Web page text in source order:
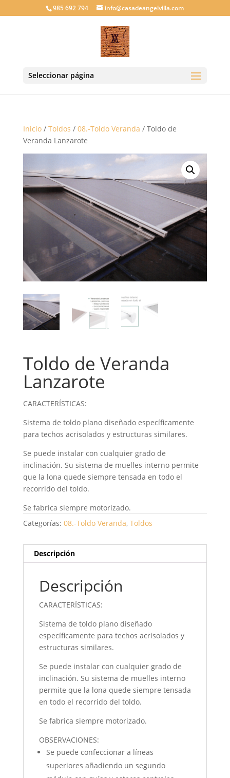
985 692 794 info@casadeangelvilla.com
Seleccionar página
Inicio/ Toldos / 08.-Toldo Veranda / Toldo de
Veranda Lanzarote
Toldo de Veranda
Lanzarote
CARACTERÍSTICAS:
Sistema de toldo plano diseñado específicamente
para techos acrisolados y estructuras similares.
Se puede instalar con cualquier grado de
inclinación. Su sistema de muelles interno permite
que la lona quede siempre tensada en todo el
recorrido del toldo.
Se fabrica siempre motorizado.
Categorías: 08.-Toldo Veranda, Toldos
Descripción
Descripción
CARACTERÍSTICAS:
Sistema de toldo plano diseñado
específicamente para techos acrisolados y
estructuras similares.
Se puede instalar con cualquier grado de
inclinación. Su sistema de muelles interno
permite que la lona quede siempre tensada
en todo el recorrido del toldo.
Se fabrica siempre motorizado.
OBSERVACIONES:
Se puede confeccionar a líneas
superiores añadiendo un segundo